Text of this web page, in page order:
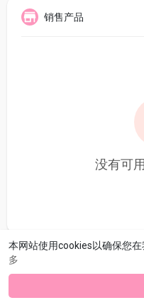
本网站使用cookies以确保您
多
销售产品
没有可